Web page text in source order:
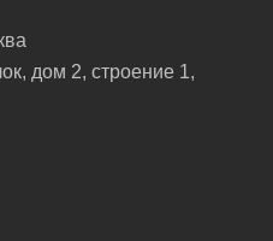
дом 2, строение 1,